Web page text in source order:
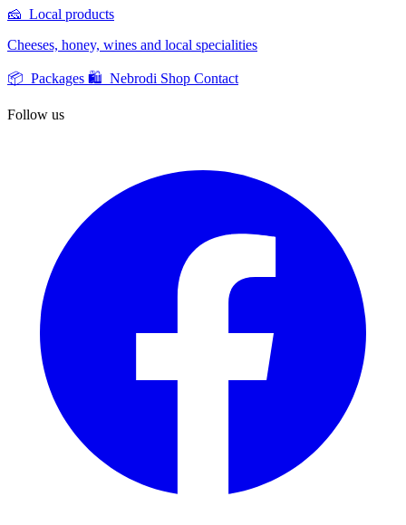
🧀 Local products
Cheeses, honey, wines and local specialities
📦 Packages 🛍️ Nebrodi Shop Contact
Follow us